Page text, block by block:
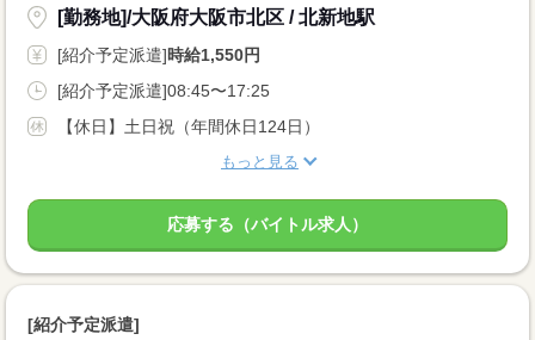
[勤務地]/大阪府大阪市北区 / 北新地駅
[紹介予定派遣]時給1,550円
[紹介予定派遣]08:45〜17:25
【休日】土日祝（年間休日124日）
もっと見る
応募する（バイトル求人）
[紹介予定派遣]